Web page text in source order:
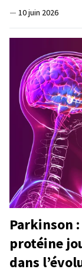
— 10 juin 2026
Parkinson
protéine
dans